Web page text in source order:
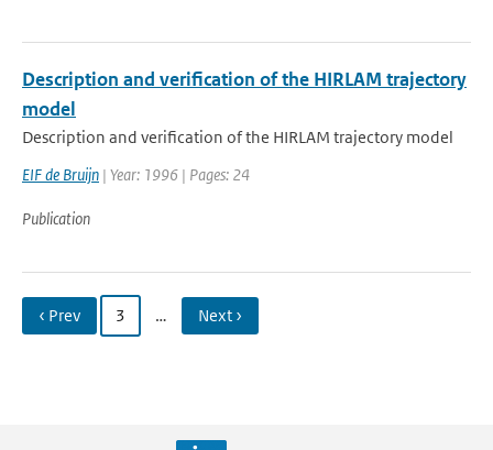
Description and verification of the HIRLAM trajectory
model
Description and verification of the HIRLAM trajectory model
EIF de Bruijn | Year: 1996 | Pages: 24
Publication
‹ Prev 3 … Next ›